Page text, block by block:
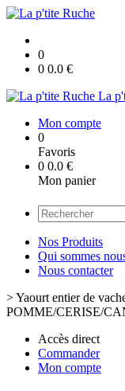
0
0 0.0 €
La
Mon compte
0
Favoris
0 0.0 €
Mon panier
Nos Produits
Qui sommes
Nous contacter
>Yaourt entier de
POMME/CERISE/
Accès direct
Commander
Mon compte